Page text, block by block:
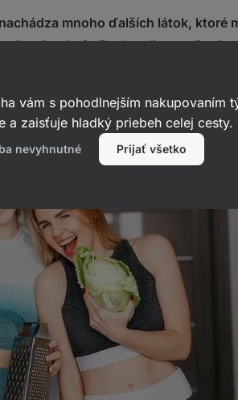
mnoho ďalších látok, ktoré
, vitamíny A,C,Eakyselina močová
kyslíka. Mnohokrát urobíme
vám s pohodlnejším nakupovaním
a zaisťuje hladký priebeh celej cesty.
nevyhnutné Prijať všetko